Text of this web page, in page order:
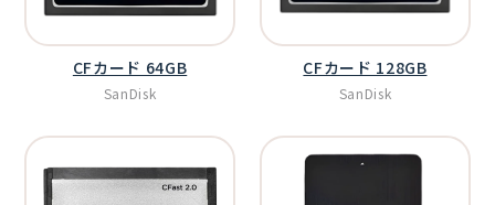
CFカード 64GB
SanDisk
CFカード 128GB
SanDisk